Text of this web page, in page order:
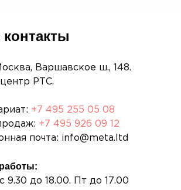
Варшавское ш., 148.
РТС.
+7 495 255 05 08
+7 495 926 09 12
почта: info@meta.ltd
9.30 до 18.00. Пт до 17.00